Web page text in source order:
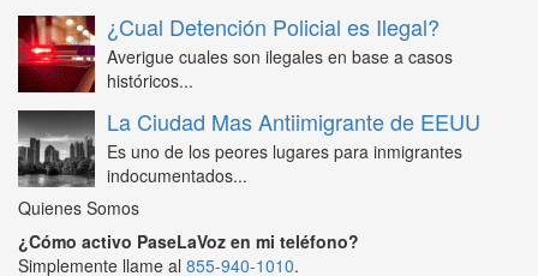
¿Cual Detención Policial es Ilegal?
Averigue cuales son ilegales en base a casos
históricos...
La Ciudad Mas Antiimigrante de EEUU
Es uno de los peores lugares para inmigrantes
indocumentados...
Quienes Somos
¿Cómo activo PaseLaVoz en mi teléfono?
Simplemente llame al 855-940-1010.